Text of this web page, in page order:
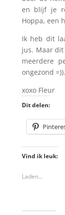
en blijf je
Hoppa, een
Ik heb dit
jus. Maar
meerdere
ongezond
xoxo Fleur
Dit delen:
Vind ik leuk:
Laden...